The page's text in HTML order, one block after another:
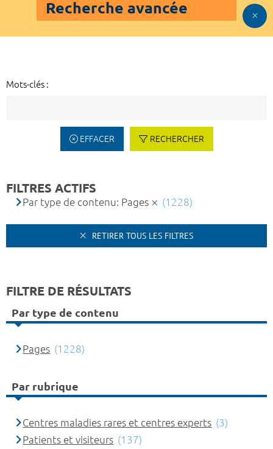
Recherche avancée
Mots-clés :
EFFACER RECHERCHER
FILTRES ACTIFS
Par type de contenu: Pages (1228)
RETIRER TOUS LES FILTRES
FILTRE DE RÉSULTATS
Par type de contenu
Pages (1228)
Par rubrique
Centres maladies rares et centres experts (3)
Patients et visiteurs (137)